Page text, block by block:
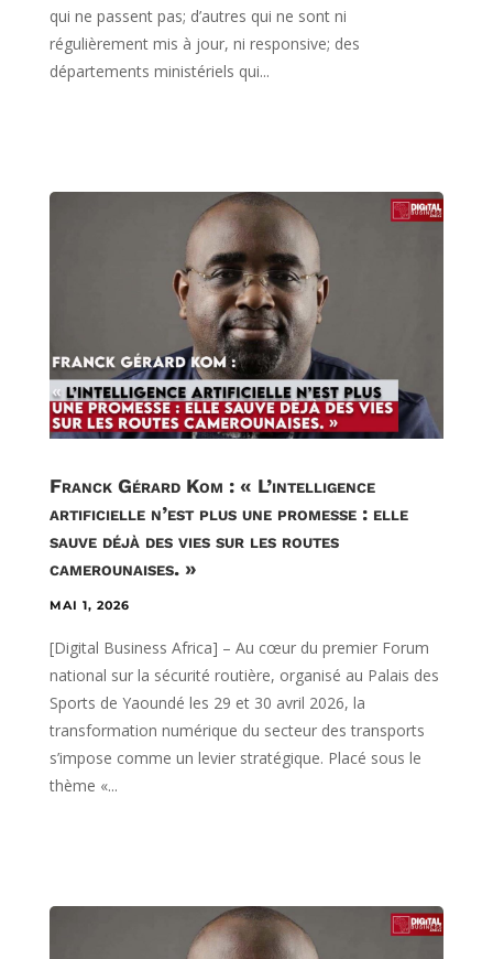
qui ne passent pas; d’autres qui ne sont ni
régulièrement mis à jour, ni responsive; des
départements ministériels qui...
Franck Gérard Kom : « L’intelligence
artificielle n’est plus une promesse : elle
sauve déjà des vies sur les routes
camerounaises. »
MAI 1, 2026
[Digital Business Africa] – Au cœur du premier Forum
national sur la sécurité routière, organisé au Palais des
Sports de Yaoundé les 29 et 30 avril 2026, la
transformation numérique du secteur des transports
s’impose comme un levier stratégique. Placé sous le
thème «...